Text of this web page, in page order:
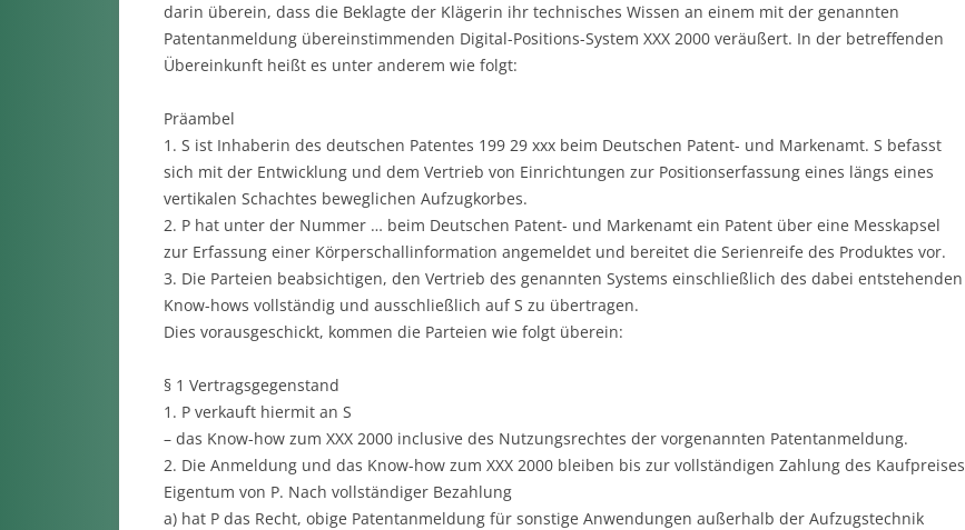
darin überein, dass die Beklagte der Klägerin ihr technisches Wissen an einem mit der genannten
Patentanmeldung übereinstimmenden Digital-Positions-System XXX 2000 veräußert. In der betreffenden
Übereinkunft heißt es unter anderem wie folgt:
Präambel
1. S ist Inhaberin des deutschen Patentes 199 29 xxx beim Deutschen Patent- und Markenamt. S befasst
sich mit der Entwicklung und dem Vertrieb von Einrichtungen zur Positionserfassung eines längs eines
vertikalen Schachtes beweglichen Aufzugkorbes.
2. P hat unter der Nummer … beim Deutschen Patent- und Markenamt ein Patent über eine Messkapsel
zur Erfassung einer Körperschallinformation angemeldet und bereitet die Serienreife des Produktes vor.
3. Die Parteien beabsichtigen, den Vertrieb des genannten Systems einschließlich des dabei entstehenden
Know-hows vollständig und ausschließlich auf S zu übertragen.
Dies vorausgeschickt, kommen die Parteien wie folgt überein:
§ 1 Vertragsgegenstand
1. P verkauft hiermit an S
– das Know-how zum XXX 2000 inclusive des Nutzungsrechtes der vorgenannten Patentanmeldung.
2. Die Anmeldung und das Know-how zum XXX 2000 bleiben bis zur vollständigen Zahlung des Kaufpreises
Eigentum von P. Nach vollständiger Bezahlung
a) hat P das Recht, obige Patentanmeldung für sonstige Anwendungen außerhalb der Aufzugstechnik